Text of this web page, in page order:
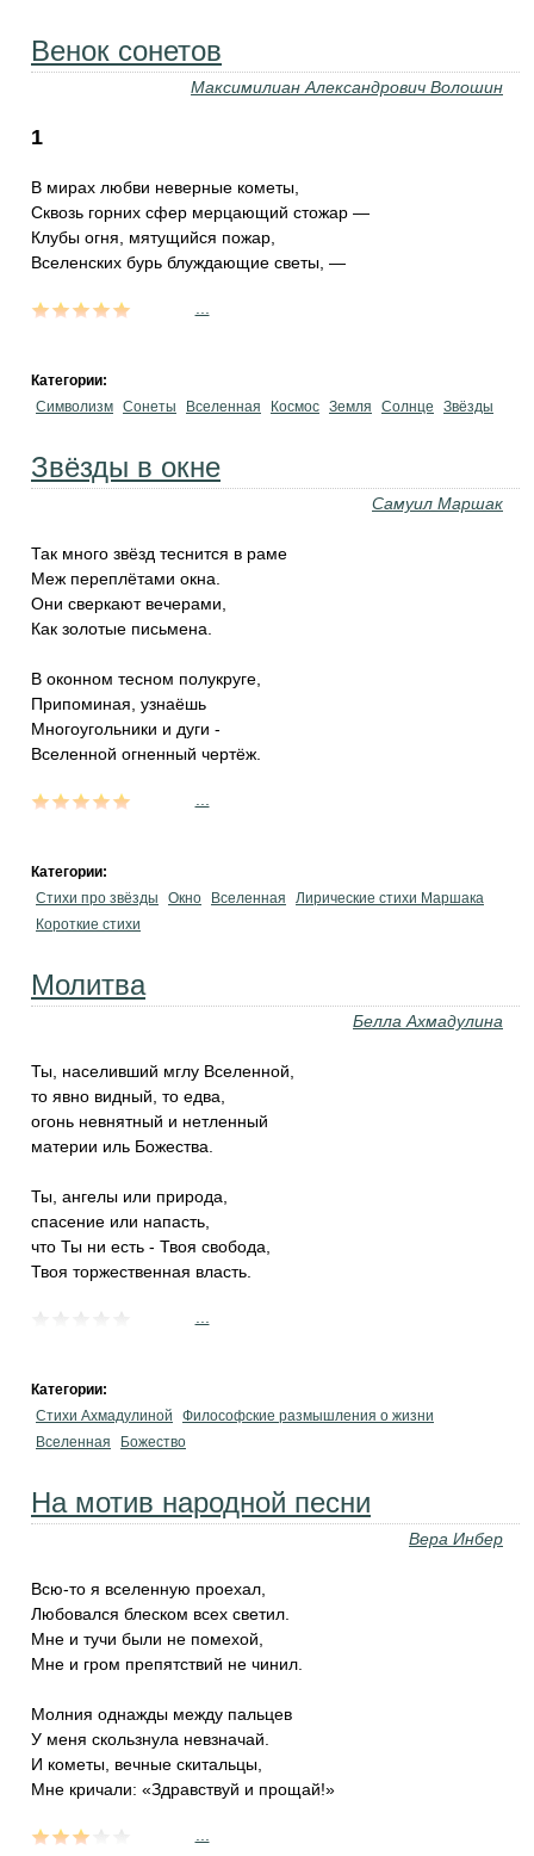
Венок сонетов
Максимилиан Александрович Волошин
1
В мирах любви неверные кометы,
Сквозь горних сфер мерцающий стожар —
Клубы огня, мятущийся пожар,
Вселенских бурь блуждающие светы, —
Категории:
Символизм Сонеты Вселенная Космос Земля Солнце Звёзды
Звёзды в окне
Самуил Маршак
Так много звёзд теснится в раме
Меж переплётами окна.
Они сверкают вечерами,
Как золотые письмена.
В оконном тесном полукруге,
Припоминая, узнаёшь
Многоугольники и дуги -
Вселенной огненный чертёж.
Категории:
Стихи про звёзды
Окно Вселенная
Лирические стихи Маршака
Короткие стихи
Молитва
Белла Ахмадулина
Ты, населивший мглу Вселенной,
то явно видный, то едва,
огонь невнятный и нетленный
материи иль Божества.
Ты, ангелы или природа,
спасение или напасть,
что Ты ни есть - Твоя свобода,
Твоя торжественная власть.
Категории:
Стихи Ахмадулиной
Философские размышления о жизни
Вселенная
Божество
На мотив народной песни
Вера Инбер
Всю-то я вселенную проехал,
Любовался блеском всех светил.
Мне и тучи были не помехой,
Мне и гром препятствий не чинил.
Молния однажды между пальцев
У меня скользнула невзначай.
И кометы, вечные скитальцы,
Мне кричали: «Здравствуй и прощай!»